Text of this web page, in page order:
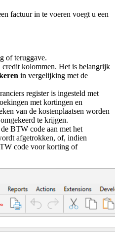
factuur in te voeren voegt u een
of teruggave.
credit kolommen. Het is belangrijk
in vergelijking met de
register is ingesteld met
met kortingen en
van de kostenplaatsen worden
te krijgen.
BTW code aan met het
afgetrokken, of, indien
code voor korting of